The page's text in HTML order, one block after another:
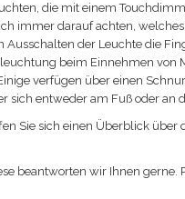
die mit einem
immer darauf achten,
der Leuchte die
beim Einnehmen
verfügen über einen
sich entweder am Fuß oder an
Sie sich einen Überblick über
beantworten wir Ihnen gerne.